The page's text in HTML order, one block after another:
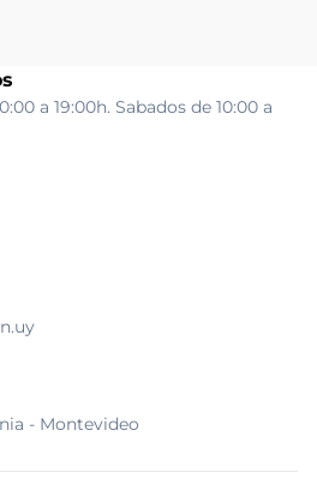
a 19:00h. Sabados de 10:00 a
- Montevideo